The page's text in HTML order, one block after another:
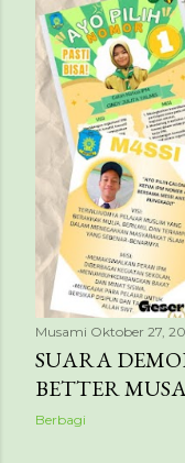
Musami Oktober 27,
SUARA
BETTER
Berbagi